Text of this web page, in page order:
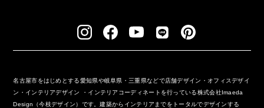
名古屋市をはじめとする愛知県や岐阜県・三重県などで店舗デザイン・オフィスデザイ
ン・インテリアデザイン ・インテリアコーディネートを行っている株式会社Imaeda
Design（今枝デザイン）です。建築からインテリアまでをトータルでデザインする